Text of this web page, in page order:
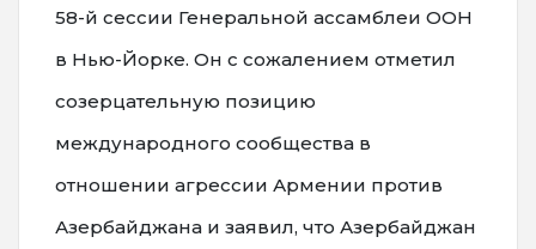
58-й сессии Генеральной ассамблеи ООН
в Нью-Йорке. Он с сожалением отметил
созерцательную позицию
международного сообщества в
отношении агрессии Армении против
Азербайджана и заявил, что Азербайджан